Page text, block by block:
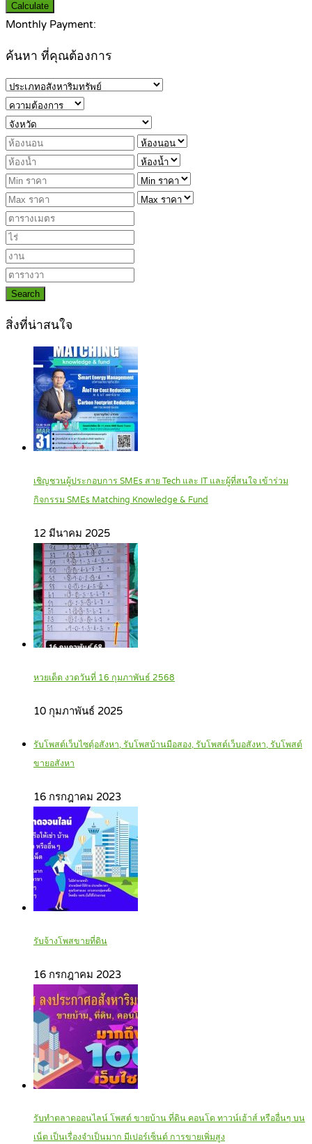
Calculate
Monthly Payment:
ค้นหา ที่คุณต้องการ
Search
สิ่งที่น่าสนใจ
เชิญชวนผู้ประกอบการ SMEs สาย Tech และ IT และผู้ที่สนใจ เข้าร่วม
กิจกรรม SMEs Matching Knowledge & Fund
12 มีนาคม 2025
หวยเด็ด งวดวันที่ 16 กุมภาพันธ์ 2568
10 กุมภาพันธ์ 2025
รับโพสต์เว็บไซตฺ์อสังหา, รับโพสบ้านมือสอง, รับโพสต์เว็บอสังหา, รับโพสต์
ขายอสังหา
16 กรกฎาคม 2023
รับจ้างโพสขายที่ดิน
16 กรกฎาคม 2023
รับทำตลาดออนไลน์ โพสต์ ขายบ้าน ที่ดิน คอนโด ทาวน์เฮ้าส์ หรืออื่นๆ บน
เน็ต เป็นเรื่องจำเป็นมาก มีเปอร์เซ็นต์ การขายเพิ่มสูง